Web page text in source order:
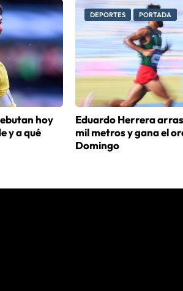
hoy
y a qué
DEPORTES PORTADA
Eduardo Herrera
mil metros y gana el
Domingo